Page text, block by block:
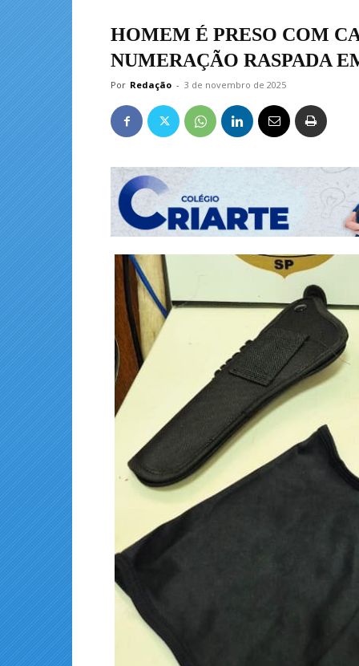
HOMEM É PRESO COM
NUMERAÇÃO RASPADA
Por Redação - 3 de novembro de 2025